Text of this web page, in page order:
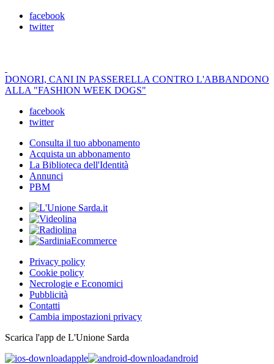
facebook
twitter
DONORI, CANI IN PASSERELLA CONTRO L'ABBANDONO
ALLA "FASHION WEEK DOGS"
facebook
twitter
Consulta il tuo abbonamento
Acquista un abbonamento
La Biblioteca dell'Identità
Annunci
PBM
Privacy policy
Cookie policy
Necrologie e Economici
Pubblicità
Contatti
Cambia impostazioni privacy
Scarica l'app de L'Unione Sarda
apple
android